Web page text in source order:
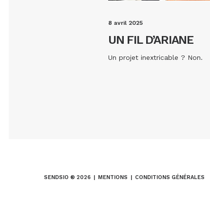
8 avril 2025
UN FIL D’ARIANE
Un projet inextricable ? Non.
SENDSIO ® 2026 | MENTIONS | CONDITIONS GÉNÉRALES